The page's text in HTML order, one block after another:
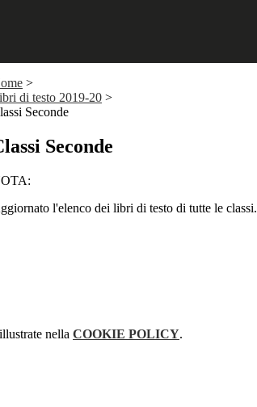
>
di testo 2019-20 >
Seconde
Seconde
l'elenco dei libri di testo di tutte le classi.
nella COOKIE POLICY.